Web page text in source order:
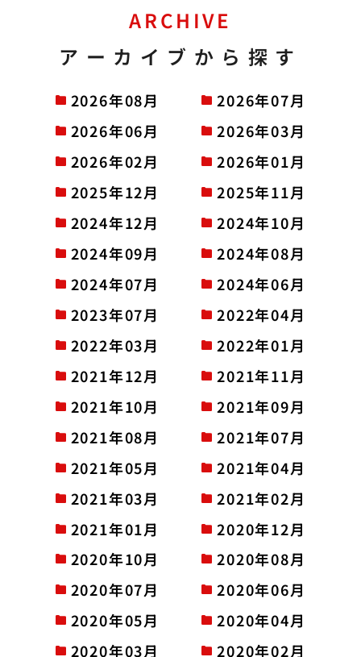
ARCHIVE
アーカイブから探す
2026年08月
2026年07月
2026年06月
2026年03月
2026年02月
2026年01月
2025年12月
2025年11月
2024年12月
2024年10月
2024年09月
2024年08月
2024年07月
2024年06月
2023年07月
2022年04月
2022年03月
2022年01月
2021年12月
2021年11月
2021年10月
2021年09月
2021年08月
2021年07月
2021年05月
2021年04月
2021年03月
2021年02月
2021年01月
2020年12月
2020年10月
2020年08月
2020年07月
2020年06月
2020年05月
2020年04月
2020年03月
2020年02月